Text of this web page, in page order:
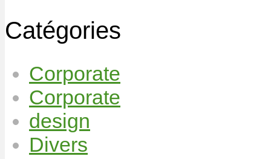
Catégories
Corporate
Corporate
design
Divers